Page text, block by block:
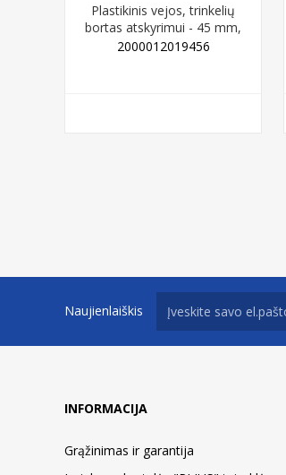
Plastikinis vejos, trinkelių
bortas atskyrimui - 45 mm,
juodas, 1 metras
2000012019456
Naujienlaiškis
INFORMACIJA
Grąžinimas ir garantija